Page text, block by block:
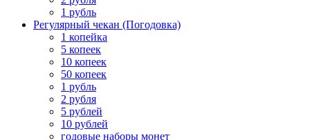
1 рубль
Регулярный чекан (Погодовка)
1 копейка
5 копеек
10 копеек
50 копеек
1 рубль
2 рубля
5 рублей
10 рублей
годовые наборы монет